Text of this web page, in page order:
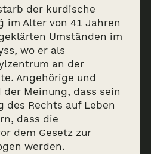
der kurdische
im Alter von 41 Jahren
Umständen im
wo er als
an der
Angehörige und
Meinung, dass sein
des Rechts auf Leben
dass die
dem Gesetz zur
werden.